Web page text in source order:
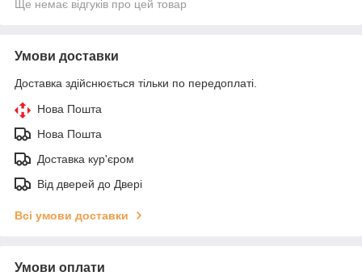
Ще немає відгуків про цей товар
Умови доставки
Доставка здійснюється тільки по передоплаті.
Нова Пошта
Нова Пошта
Доставка кур'єром
Від дверей до Двері
Всі умови доставки
Умови оплати